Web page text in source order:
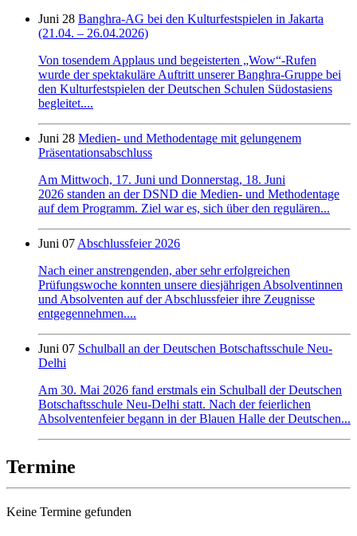
Juni 28 Banghra-AG bei den Kulturfestspielen in Jakarta
(21.04. – 26.04.2026)
Von tosendem Applaus und begeisterten „Wow“-Rufen
wurde der spektakuläre Auftritt unserer Banghra-Gruppe bei
den Kulturfestspielen der Deutschen Schulen Südostasiens
begleitet....
Juni 28 Medien- und Methodentage mit gelungenem
Präsentationsabschluss
Am Mittwoch, 17. Juni und Donnerstag, 18. Juni
2026 standen an der DSND die Medien- und Methodentage
auf dem Programm. Ziel war es, sich über den regulären...
Juni 07Abschlussfeier 2026
Nach einer anstrengenden, aber sehr erfolgreichen
Prüfungswoche konnten unsere diesjährigen Absolventinnen
und Absolventen auf der Abschlussfeier ihre Zeugnisse
entgegennehmen....
Juni 07 Schulball an der Deutschen Botschaftsschule Neu-
Delhi
Am 30. Mai 2026 fand erstmals ein Schulball der Deutschen
Botschaftsschule Neu-Delhi statt. Nach der feierlichen
Absolventenfeier begann in der Blauen Halle der Deutschen...
Termine
Keine Termine gefunden